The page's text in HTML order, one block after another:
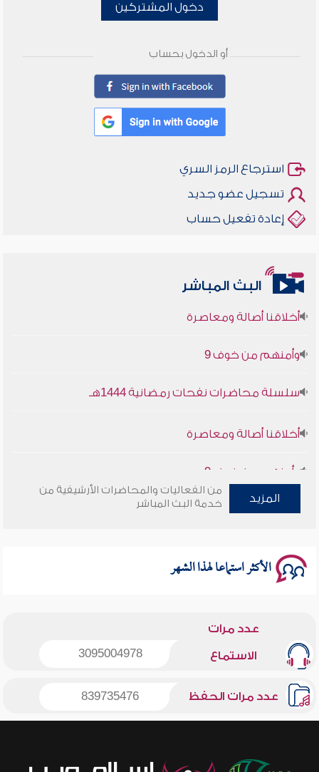
دخول المشتركين
أو الدخول بحساب
استرجاع الرمز السري
تسجيل عضو جديد
إعادة تفعيل حساب
البث المباشر
سلسلة محاضرات نفحات رمضانية 1444هـ
المزيد
من الفعاليات والمحاضرات الأرشيفية من
خدمة البث المباشر
الأكثر استماعا لهذا الشهر
عدد مرات
الاستماع 3095004978
عدد مرات الحفظ 839735476